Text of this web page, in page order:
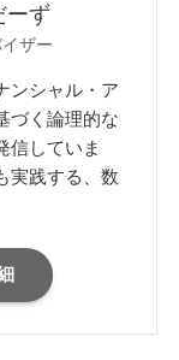
ーず
ザー
ンシャル・ア
づく論理的な
信していま
実践する、数